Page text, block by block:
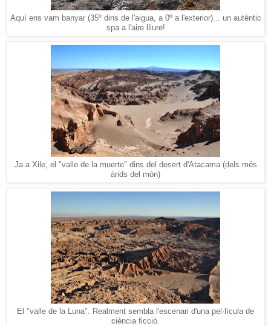
Aquí ens vam banyar (35º dins de l'aigua, a 0º a l'exterior)... un autèntic
spa a l'aire lliure!
Ja a Xile, el "valle de la muerte" dins del desert d'Atacama (dels més
àrids del món)
El "valle de la Luna". Realment sembla l'escenari d'una pel·lícula de
ciència ficció.